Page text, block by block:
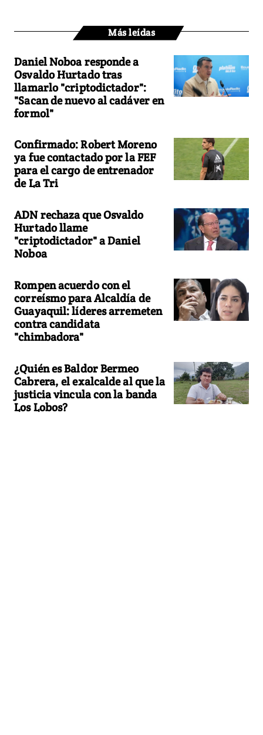
Más leídas
Daniel Noboa responde a
Osvaldo Hurtado tras
llamarlo "criptodictador":
"Sacan de nuevo al cadáver en
formol"
Confirmado: Robert Moreno
ya fue contactado por la FEF
para el cargo de entrenador
de La Tri
ADN rechaza que Osvaldo
Hurtado llame
"criptodictador" a Daniel
Noboa
Rompen acuerdo con el
correísmo para Alcaldía de
Guayaquil: líderes arremeten
contra candidata
"chimbadora"
¿Quién es Baldor Bermeo
Cabrera, el exalcalde al que la
justicia vincula con la banda
Los Lobos?